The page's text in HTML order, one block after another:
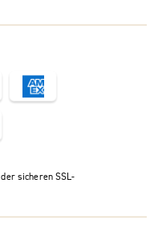
sicheren SSL-